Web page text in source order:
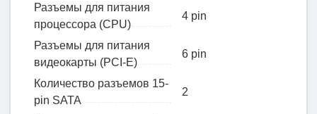
Разъемы для питания
процессора (CPU)
4 pin
Разъемы для питания
видеокарты (PCI-E)
6 pin
Количество разъемов 15-
pin SATA
2